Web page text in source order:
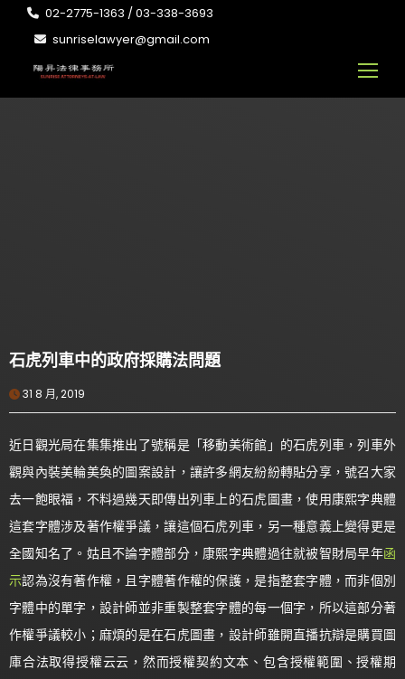
02-2775-1363 / 03-338-3693
sunriselawyer@gmail.com
石虎列車中的政府採購法問題
31 8 月, 2019
近日觀光局在集集推出了號稱是「移動美術館」的石虎列車，列車外
觀與內裝美輪美奐的圖案設計，讓許多網友紛紛轉貼分享，號召大家
去一飽眼福，不料過幾天即傳出列車上的石虎圖畫，使用康熙字典體
這套字體涉及著作權爭議，讓這個石虎列車，另一種意義上變得更是
全國知名了。姑且不論字體部分，康熙字典體過往就被智財局早年函
示認為沒有著作權，且字體著作權的保護，是指整套字體，而非個別
字體中的單字，設計師並非重製整套字體的每一個字，所以這部分著
作權爭議較小；麻煩的是在石虎圖畫，設計師雖開直播抗辯是購買圖
庫合法取得授權云云，然而授權契約文本、包含授權範圍、授權期